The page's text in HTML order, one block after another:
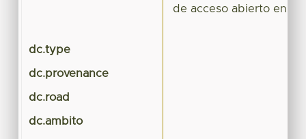
de acceso abierto en
dc.type
dc.provenance
dc.road
dc.ambito